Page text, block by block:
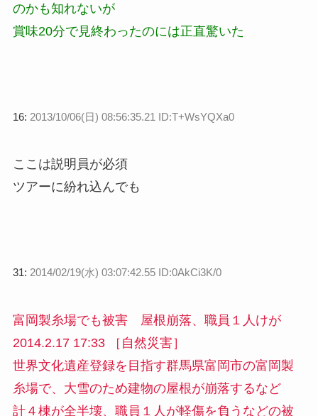
のかも知れないが
賞味20分で見終わったのには正直驚いた
16: 2013/10/06(日) 08:56:35.21 ID:T+WsYQXa0
ここは説明員が必須
ツアーに紛れ込んでも
31: 2014/02/19(水) 03:07:42.55 ID:0AkCi3K/0
富岡製糸場でも被害 屋根崩落、職員１人けが
2014.2.17 17:33 ［自然災害］
世界文化遺産登録を目指す群馬県富岡市の富岡製
糸場で、大雪のため建物の屋根が崩落するなど
計４棟が全半壊、職員１人が軽傷を負うなどの被